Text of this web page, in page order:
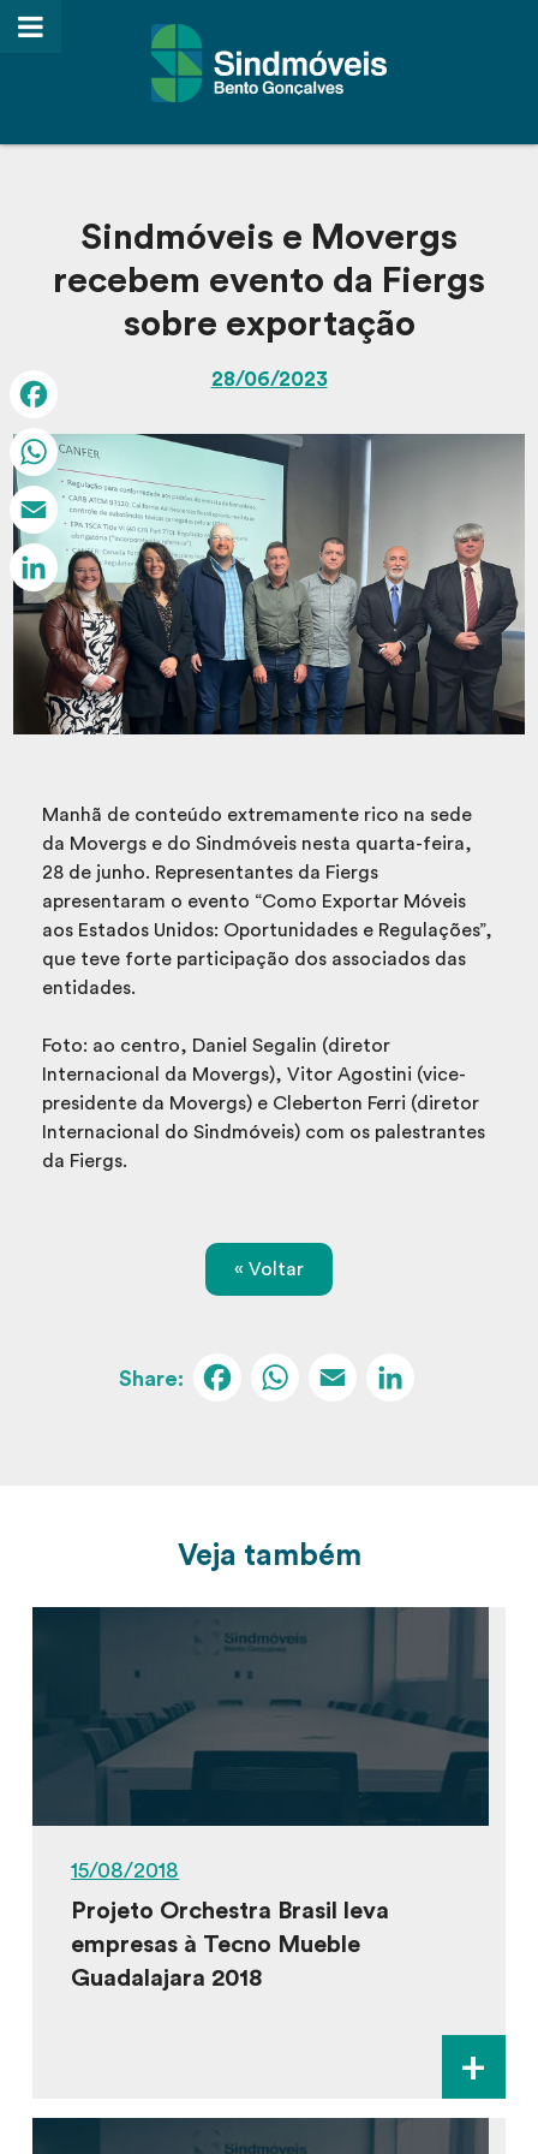
Sindmóveis e Movergs
recebem evento da Fiergs
sobre exportação
28/06/2023
Manhã de conteúdo extremamente rico na sede
da Movergs e do Sindmóveis nesta quarta-feira,
28 de junho. Representantes da Fiergs
apresentaram o evento “Como Exportar Móveis
aos Estados Unidos: Oportunidades e Regulações”,
que teve forte participação dos associados das
entidades.
Foto: ao centro, Daniel Segalin (diretor
Internacional da Movergs), Vitor Agostini (vice-
presidente da Movergs) e Cleberton Ferri (diretor
Internacional do Sindmóveis) com os palestrantes
da Fiergs.
« Voltar
Facebook
WhatsApp
Email
Veja também
15/08/2018
Projeto Orchestra Brasil leva
empresas à Tecno Mueble
Guadalajara 2018
+
Facebook
WhatsApp
Email
LinkedIn